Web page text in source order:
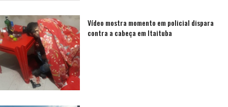
Vídeo mostra momento em policial dispara
contra a cabeça em Itaituba